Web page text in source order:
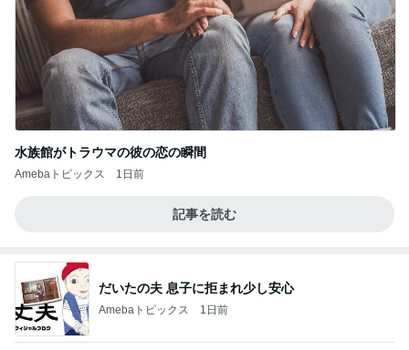
水族館がトラウマの彼の恋の瞬間
Amebaトピックス 1日前
記事を読む
だいたの夫 息子に拒まれ少し安心
Amebaトピックス 1日前